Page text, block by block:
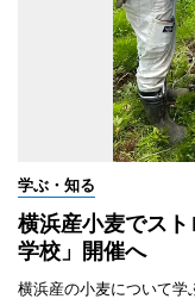
学ぶ・知る
横浜産小麦でス
学校」開催へ
横浜産の小麦について